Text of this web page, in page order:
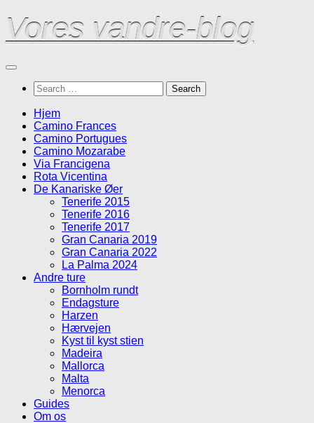
Skip
to
content
Vores vandre-blog
Search
for:
Hjem
Camino Frances
Camino Portugues
Camino Mozarabe
Via Francigena
Rota Vicentina
De Kanariske Øer
Tenerife 2015
Tenerife 2016
Tenerife 2017
Gran Canaria 2019
Gran Canaria 2022
La Palma 2024
Andre ture
Bornholm rundt
Endagsture
Harzen
Hærvejen
Kyst til kyst stien
Madeira
Mallorca
Malta
Menorca
Guides
Om os